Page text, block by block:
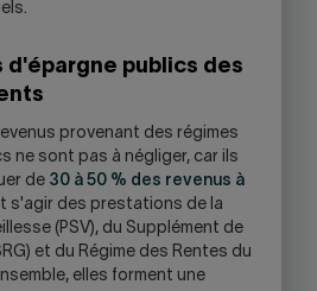
d'épargne publics des
provenant des régimes
ne sont pas à négliger, car ils
de 30 à 50 % des revenus à
s'agir des prestations de la
(PSV), du Supplément de
et du Régime des Rentes du
elles forment une